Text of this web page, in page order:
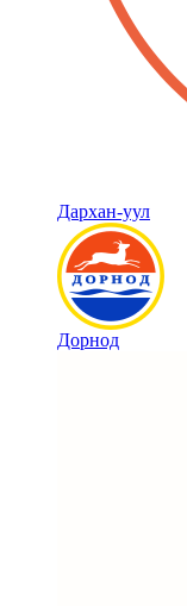
Дархан-уул
Дорнод